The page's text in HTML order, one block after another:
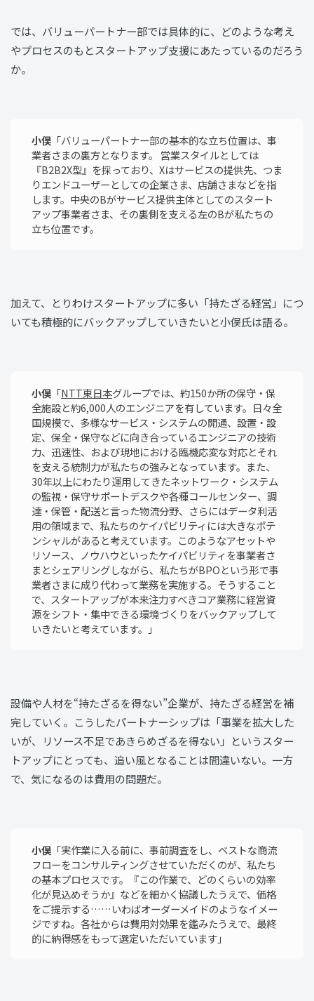
では、バリューパートナー部では具体的に、どのような考え
やプロセスのもとスタートアップ支援にあたっているのだろう
か。
小俣 「バリューパートナー部の基本的な立ち位置は、事
業者さまの裏方となります。 営業スタイルとしては
『B2B2X型』を採っており、Xはサービスの提供先、つま
りエンドユーザーとしての企業さま、店舗さまなどを指
します。中央のBがサービス提供主体としてのスタート
アップ事業者さま、その裏側を支える左のBが私たちの
立ち位置です。
加えて、とりわけスタートアップに多い「持たざる経営」につ
いても積極的にバックアップしていきたいと小俣氏は語る。
小俣 「NTT東日本グループでは、約150か所の保守・保
全施設と約6,000人のエンジニアを有しています。日々全
国規模で、多様なサービス・システムの開通、設置・設
定、保全・保守などに向き合っているエンジニアの技術
力、迅速性、および現地における臨機応変な対応とそれ
を支える統制力が私たちの強みとなっています。また、
30年以上にわたり運用してきたネットワーク・システム
の監視・保守サポートデスクや各種コールセンター、調
達・保管・配送と言った物流分野、さらにはデータ利活
用の領域まで、私たちのケイパビリティには大きなポテ
ンシャルがあると考えています。このようなアセットや
リソース、ノウハウといったケイパビリティを事業者さ
まとシェアリングしながら、私たちがBPOという形で事
業者さまに成り代わって業務を実施する。そうすること
で、スタートアップが本来注力すべきコア業務に経営資
源をシフト・集中できる環境づくりをバックアップして
いきたいと考えています。」
設備や人材を“持たざるを得ない”企業が、持たざる経営を補
完していく。こうしたパートナーシップは「事業を拡大した
いが、リソース不足であきらめざるを得ない」というスター
トアップにとっても、追い風となることは間違いない。一方
で、気になるのは費用の問題だ。
小俣 「実作業に入る前に、事前調査をし、ベストな商流
フローをコンサルティングさせていただくのが、私たち
の基本プロセスです。『この作業で、どのくらいの効率
化が見込めそうか』などを細かく協議したうえで、価格
をご提示する……いわばオーダーメイドのようなイメー
ジですね。各社からは費用対効果を鑑みたうえで、最終
的に納得感をもって選定いただいています」